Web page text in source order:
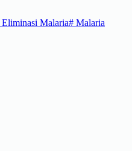
Eliminasi Malaria# Malaria